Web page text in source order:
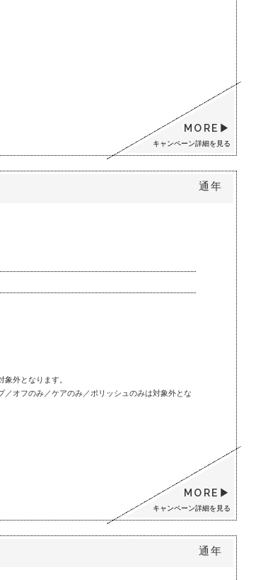
MORE
キャンペーン詳細を見る
通年
外となります。
／オフのみ／ケアのみ／ポリッシュのみは対象外とな
MORE
キャンペーン詳細を見る
通年